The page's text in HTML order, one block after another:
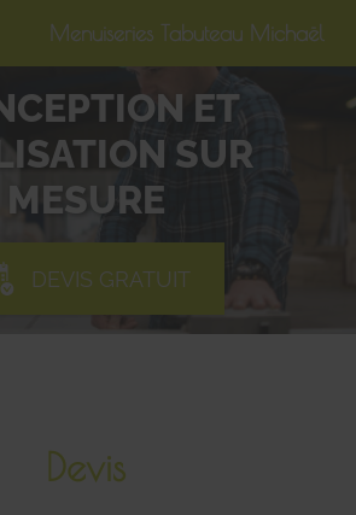
ET
SUR
MESURE
DEVIS GRATUIT
Devis
Menuiseries Tabuteau Michaël